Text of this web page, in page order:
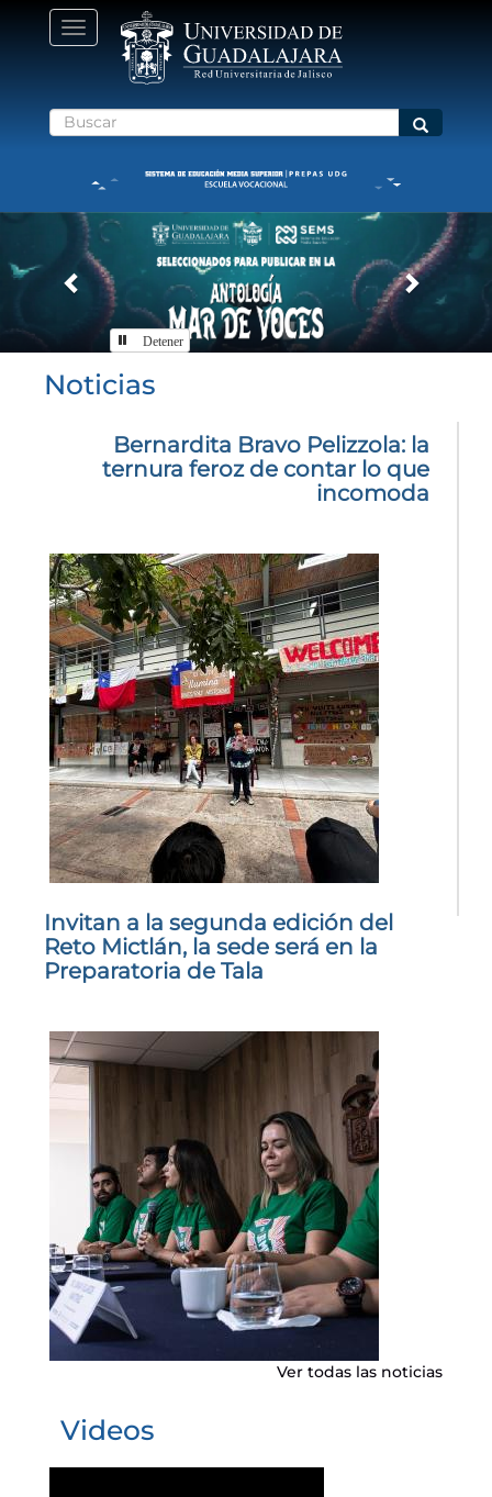
Toggle
navigation
Buscar Buscar
Previous Next
Detener
Inicio
Noticias
Bernardita Bravo Pelizzola: la
ternura feroz de contar lo que
incomoda
Invitan a la segunda edición del
Reto Mictlán, la sede será en la
Preparatoria de Tala
Ver todas las noticias
Videos